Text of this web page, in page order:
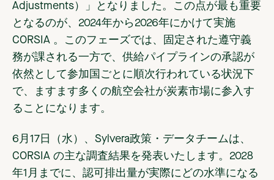
Adjustments）」となりました。この点が最も重要
となるのが、2024年から2026年にかけて実施
CORSIA 。このフェーズでは、固定された遵守義
務が課される一方で、供給パイプラインの承認が
依然として参加国ごとに順次行われている状況下
で、ますます多くの航空会社が炭素市場に参入す
ることになります。
6月17日（水）、Sylvera政策・データチームは、
CORSIA の主な調査結果を発表いたします。2028
年1月までに、認可排出量が実際にどの水準になる